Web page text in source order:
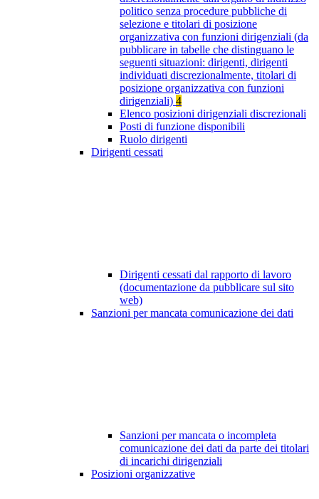
politico senza procedure pubbliche di
selezione e titolari di posizione
organizzativa con funzioni dirigenziali (da
pubblicare in tabelle che distinguano le
seguenti situazioni: dirigenti, dirigenti
individuati discrezionalmente, titolari di
posizione organizzativa con funzioni
dirigenziali) 4
Elenco posizioni dirigenziali discrezionali
Posti di funzione disponibili
Ruolo dirigenti
Dirigenti cessati
Dirigenti cessati dal rapporto di lavoro
(documentazione da pubblicare sul sito
web)
Sanzioni per mancata comunicazione dei dati
Sanzioni per mancata o incompleta
comunicazione dei dati da parte dei titolari
di incarichi dirigenziali
Posizioni organizzative